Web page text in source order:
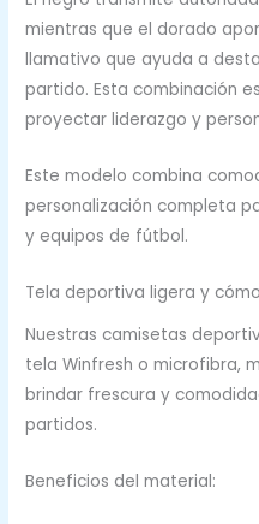
mientras que el dorado
llamativo que ayuda a
partido. Esta combinación
proyectar liderazgo y
Este modelo combina
personalización completa
y equipos de fútbol.
Tela deportiva ligera y
Nuestras camisetas
tela Winfresh o microfibra,
brindar frescura y
partidos.
Beneficios del material: